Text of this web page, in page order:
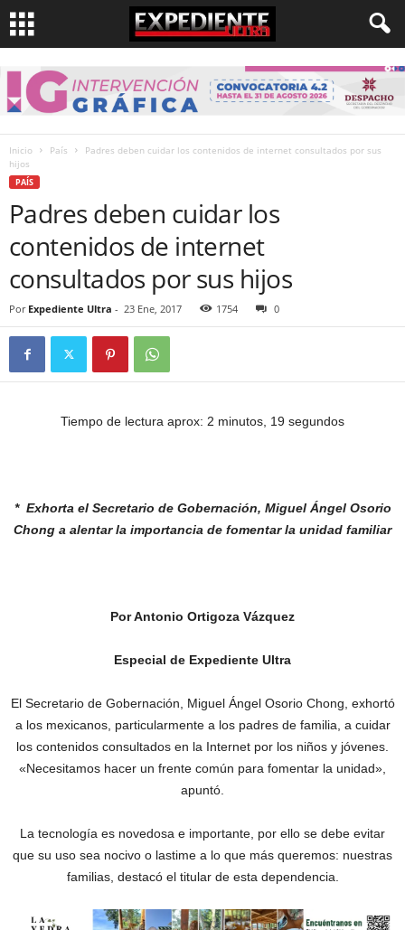
Inicio País
Padres deben cuidar los contenidos de internet consultados por sus
hijos
PAÍS
Padres deben cuidar los
contenidos de internet
consultados por sus hijos
Por Expediente Ultra - 23 Ene, 2017 1754 0
Tiempo de lectura aprox: 2 minutos, 19 segundos
* Exhorta el Secretario de Gobernación, Miguel Ángel Osorio
Chong a alentar la importancia de fomentar la unidad familiar
Por Antonio Ortigoza Vázquez
Especial de Expediente Ultra
El Secretario de Gobernación, Miguel Ángel Osorio Chong, exhortó
a los mexicanos, particularmente a los padres de familia, a cuidar
los contenidos consultados en la Internet por los niños y jóvenes.
«Necesitamos hacer un frente común para fomentar la unidad»,
apuntó.
La tecnología es novedosa e importante, por ello se debe evitar
que su uso sea nocivo o lastime a lo que más queremos: nuestras
familias, destacó el titular de esta dependencia.